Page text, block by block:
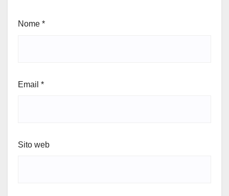
Nome *
Email *
Sito web